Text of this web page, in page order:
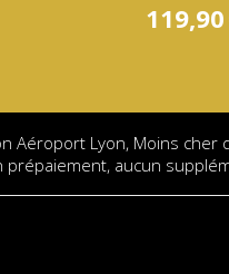
119,90
Aéroport Lyon, Moins cher
prépaiement, aucun